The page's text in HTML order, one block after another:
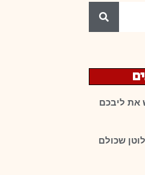
את ליבכם
שכולם